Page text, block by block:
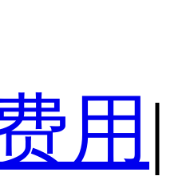
用 |